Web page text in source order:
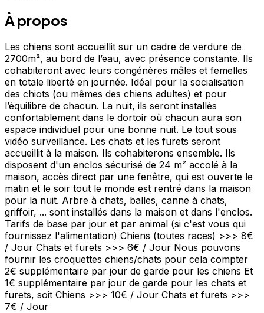
À propos
Les chiens sont accueillit sur un cadre de verdure de
2700m², au bord de l’eau, avec présence constante. Ils
cohabiteront avec leurs congénères mâles et femelles
en totale liberté en journée. Idéal pour la socialisation
des chiots (ou mêmes des chiens adultes) et pour
l’équilibre de chacun. La nuit, ils seront installés
confortablement dans le dortoir où chacun aura son
espace individuel pour une bonne nuit. Le tout sous
vidéo surveillance. Les chats et les furets seront
accueillit à la maison. Ils cohabiterons ensemble. Ils
disposent d'un enclos sécurisé de 24 m² accolé à la
maison, accès direct par une fenêtre, qui est ouverte le
matin et le soir tout le monde est rentré dans la maison
pour la nuit. Arbre à chats, balles, canne à chats,
griffoir, ... sont installés dans la maison et dans l'enclos.
Tarifs de base par jour et par animal (si c'est vous qui
fournissez l'alimentation) Chiens (toutes races) >>> 8€
/ Jour Chats et furets >>> 6€ / Jour Nous pouvons
fournir les croquettes chiens/chats pour cela compter
2€ supplémentaire par jour de garde pour les chiens Et
1€ supplémentaire par jour de garde pour les chats et
furets, soit Chiens >>> 10€ / Jour Chats et furets >>>
7€ / Jour